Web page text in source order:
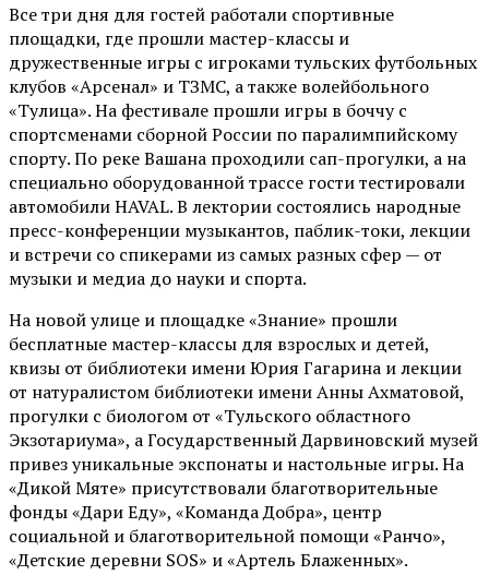
Все три дня для гостей работали спортивные
площадки, где прошли мастер-классы и
дружественные игры с игроками тульских футбольных
клубов «Арсенал» и ТЗМС, а также волейбольного
«Тулица». На фестивале прошли игры в боччу с
спортсменами сборной России по паралимпийскому
спорту. По реке Вашана проходили сап-прогулки, а на
специально оборудованной трассе гости тестировали
автомобили HAVAL. В лектории состоялись народные
пресс-конференции музыкантов, паблик-токи, лекции
и встречи со спикерами из самых разных сфер — от
музыки и медиа до науки и спорта.
На новой улице и площадке «Знание» прошли
бесплатные мастер-классы для взрослых и детей,
квизы от библиотеки имени Юрия Гагарина и лекции
от натуралистом библиотеки имени Анны Ахматовой,
прогулки с биологом от «Тульского областного
Экзотариума», а Государственный Дарвиновский музей
привез уникальные экспонаты и настольные игры. На
«Дикой Мяте» присутствовали благотворительные
фонды «Дари Еду», «Команда Добра», центр
социальной и благотворительной помощи «Ранчо»,
«Детские деревни SOS» и «Артель Блаженных».